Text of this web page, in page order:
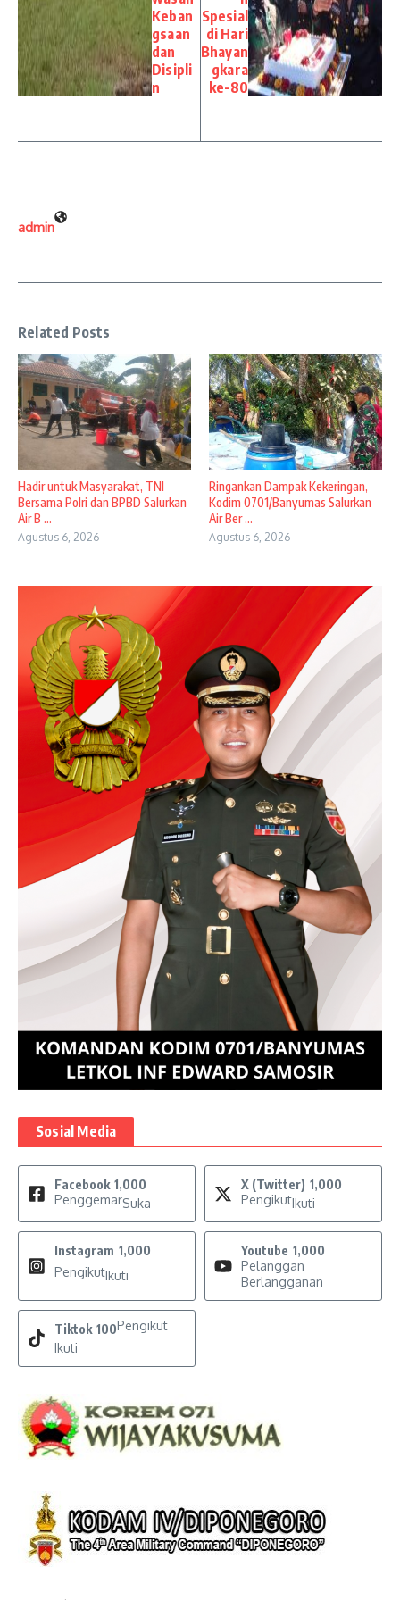
Keban
gsaan
dan
Disipli
n
Spesial
di Hari
Bhayan
gkara
ke-80
admin
Related Posts
Hadir untuk Masyarakat, TNI
Bersama Polri dan BPBD Salurkan
Air B ...
Agustus 6, 2026
Ringankan Dampak Kekeringan,
Kodim 0701/Banyumas Salurkan
Air Ber ...
Agustus 6, 2026
Sosial Media
Facebook 1,000
PenggemarSuka
X (Twitter) 1,000
PengikutIkuti
Instagram 1,000
PengikutIkuti
Youtube 1,000
Pelanggan
Berlangganan
Tiktok 100Pengikut
Ikuti